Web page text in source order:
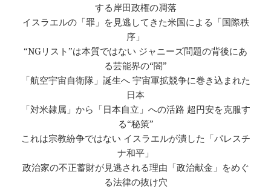
する岸田政権の凋落
イスラエルの「罪」を見逃してきた米国による「国際秩
序」
“NGリスト”は本質ではない ジャニーズ問題の背後にあ
る芸能界の“闇”
「航空宇宙自衛隊」誕生へ 宇宙軍拡競争に巻き込まれた
日本
「対米隷属」から「日本自立」への活路 超円安を克服す
る“秘策”
これは宗教紛争ではない イスラエルが潰した「パレスチ
ナ和平」
政治家の不正蓄財が見逃される理由「政治献金」をめぐ
る法律の抜け穴